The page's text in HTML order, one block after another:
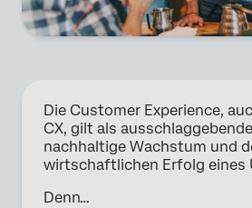
Die Customer Experience,
CX, gilt als
nachhaltige Wachstum und
wirtschaftlichen Erfolg eines
Denn…